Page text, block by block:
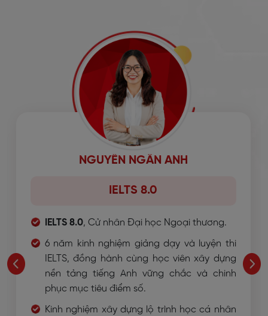
NGUYỄN NGÂN ANH
IELTS 8.0
IELTS 8.0, Cử nhân Đại học Ngoại thương.
6 năm kinh nghiệm giảng dạy và luyện thi
IELTS, đồng hành cùng học viên xây dựng
nền tảng tiếng Anh vững chắc và chinh
phục mục tiêu điểm số.
Kinh nghiệm xây dựng lộ trình học cá nhân